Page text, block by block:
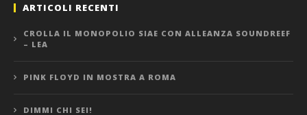
ARTICOLI RECENTI
CROLLA IL MONOPOLIO SIAE CON ALLEANZA SOUNDREEF
– LEA
PINK FLOYD IN MOSTRA A ROMA
DIMMI CHI SEI!